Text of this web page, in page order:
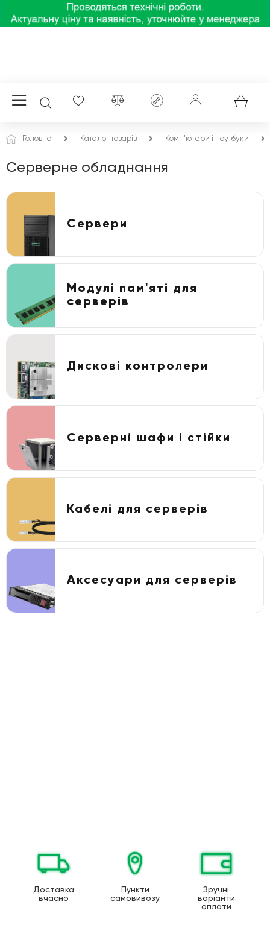
Головна Каталог товарів Комп'ютери і ноутбуки
Серверне обладнання
Сервери
Модулі пам'яті для
серверів
Дискові контролери
Серверні шафи і стійки
Кабелі для серверів
Аксесуари для серверів
Доставка
вчасно
Пункти
самовивозу
Зручні
варіанти
оплати